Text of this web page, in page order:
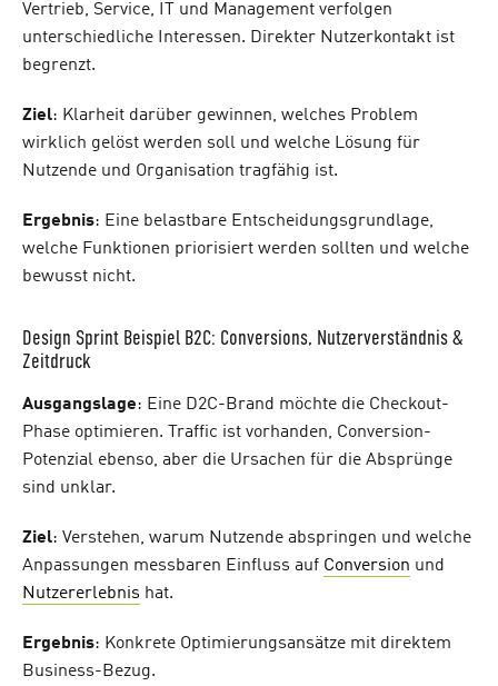
Vertrieb, Service, IT und Management verfolgen
unterschiedliche Interessen. Direkter Nutzerkontakt ist
begrenzt.
Ziel: Klarheit darüber gewinnen, welches Problem
wirklich gelöst werden soll und welche Lösung für
Nutzende und Organisation tragfähig ist.
Ergebnis: Eine belastbare Entscheidungsgrundlage,
welche Funktionen priorisiert werden sollten und welche
bewusst nicht.
Design Sprint Beispiel B2C: Conversions, Nutzerverständnis &
Zeitdruck
Ausgangslage: Eine D2C-Brand möchte die Checkout-
Phase optimieren. Traffic ist vorhanden, Conversion-
Potenzial ebenso, aber die Ursachen für die Absprünge
sind unklar.
Ziel: Verstehen, warum Nutzende abspringen und welche
Anpassungen messbaren Einfluss auf Conversion und
Nutzererlebnis hat.
Ergebnis: Konkrete Optimierungsansätze mit direktem
Business-Bezug.